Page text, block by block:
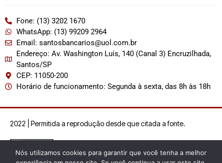
Fone: (13) 3202 1670
WhatsApp: (13) 99209 2964
Email: santosbancarios@uol.com.br
Endereço: Av. Washington Luís, 140 (Canal 3) Encruzilhada,
Santos/SP
CEP: 11050-200
Horário de funcionamento: Segunda à sexta, das 8h às 18h
2022 | Permitida a reprodução desde que citada a fonte.
Nós utilizamos cookies para garantir que você tenha a melhor